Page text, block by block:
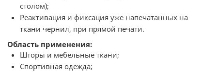
столом);
Реактивация и фиксация уже напечатанных на
ткани чернил, при прямой печати.
Область применения:
Шторы и мебельные ткани;
Спортивная одежда;